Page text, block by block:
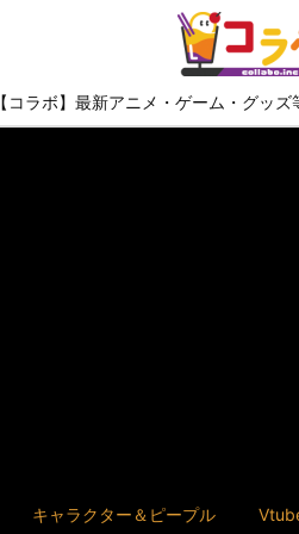
【コラボ】最新アニメ・ゲーム・グッ
キャラクター＆ピープル